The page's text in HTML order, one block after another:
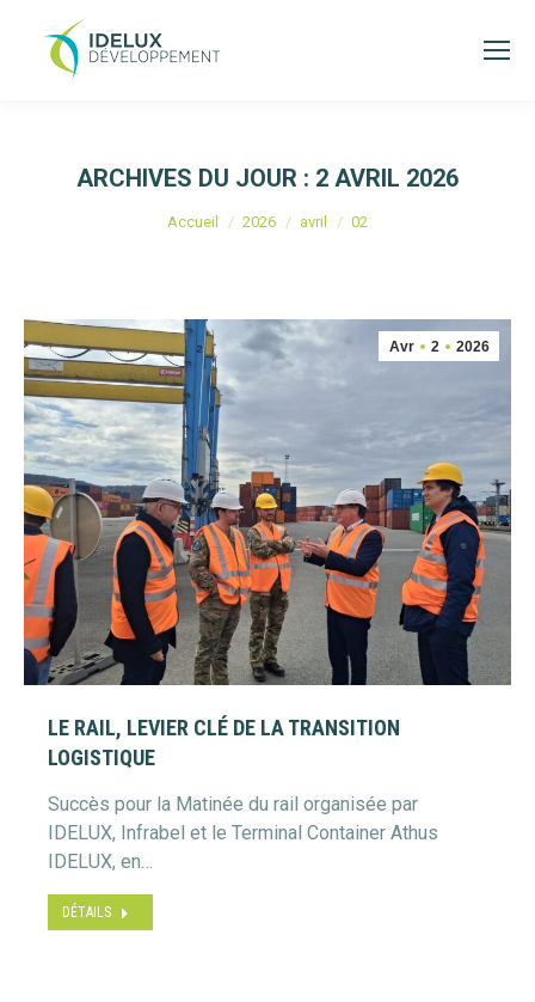
ARCHIVES DU JOUR : 2 AVRIL 2026
Vous êtes ici :
Accueil 2026 avril 02
Avr 2 2026
LE RAIL, LEVIER CLÉ DE LA TRANSITION
LOGISTIQUE
Succès pour la Matinée du rail organisée par
IDELUX, Infrabel et le Terminal Container Athus
IDELUX, en…
DÉTAILS